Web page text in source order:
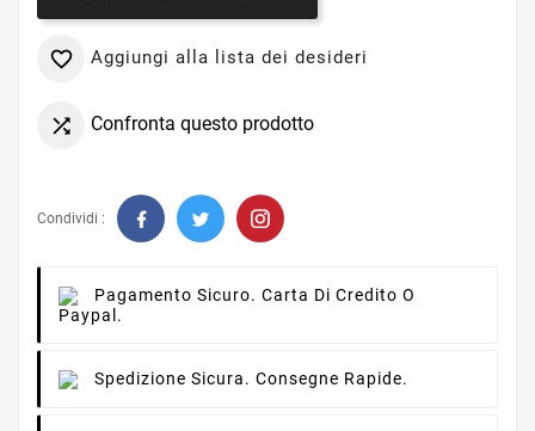
 Aggiungi alla lista dei desideri
 Confronta questo prodotto
Condividi :
Pagamento Sicuro. Carta Di Credito O
Paypal.
Spedizione Sicura. Consegne Rapide.